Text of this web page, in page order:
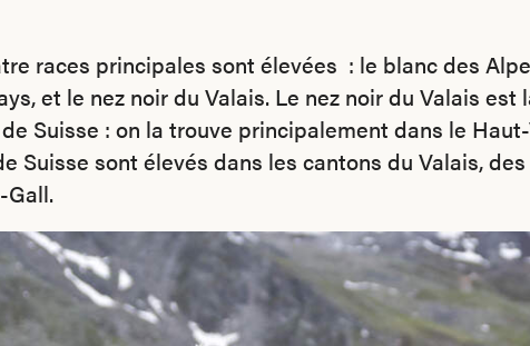
races principales sont élevées : le blanc des
et le nez noir du Valais. Le nez noir du Valais est
Suisse : on la trouve principalement dans le
Suisse sont élevés dans les cantons du Valais,
Gall.